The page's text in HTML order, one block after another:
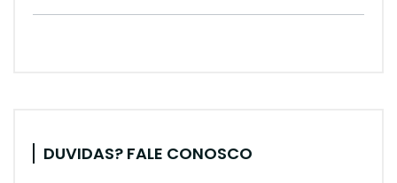
DUVIDAS? FALE CONOSCO